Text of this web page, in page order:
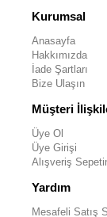
Kurumsal
Anasayfa
Hakkımızda
İade Şartları
Bize Ulaşın
Müşteri
Üye Ol
Üye Girişi
Alışveriş
Yardım
Mesafeli Satış